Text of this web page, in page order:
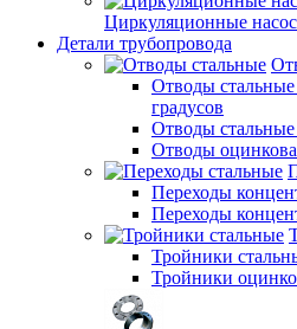
Циркуляционные
Детали трубопровода
Отводы
градусов
Отводы
Отводы
Переходы
Переходы
Тройники
Тройники